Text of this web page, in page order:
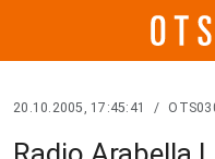
20.10.2005, 17:45:41 /